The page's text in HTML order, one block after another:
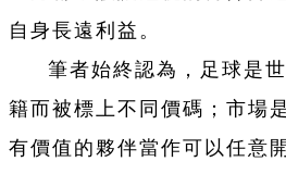
自身長遠利益。
筆者始終認為，足球是
籍而被標上不同價碼；市場
有價值的夥伴當作可以任意